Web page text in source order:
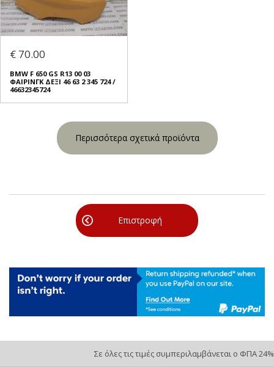
€ 70.00
BMW F 650 GS R13 00 03
ΦΑΙΡΙΝΓΚ ΔΕΞΙ 46 63 2 345 724 /
46632345724
Περισσότερα σχετικά προϊόντα
Επιστροφή
Σε όλες τις τιμές συμπεριλαμβάνεται ο ΦΠΑ 24%